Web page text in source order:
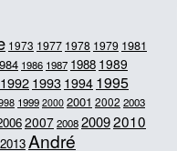
1973 1977 1978 1979 1981
1986 1987 1988 1989
19921993 1994 1995
1999 2000 2001 2002 2003
2007200820092010
2013André